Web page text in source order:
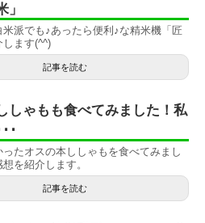
」
派でも♪あったら便利♪な精米機「匠
します(^^)
記事を読む
しゃもも食べてみました！私
･
たオスの本ししゃもを食べてみまし
を紹介します。
記事を読む